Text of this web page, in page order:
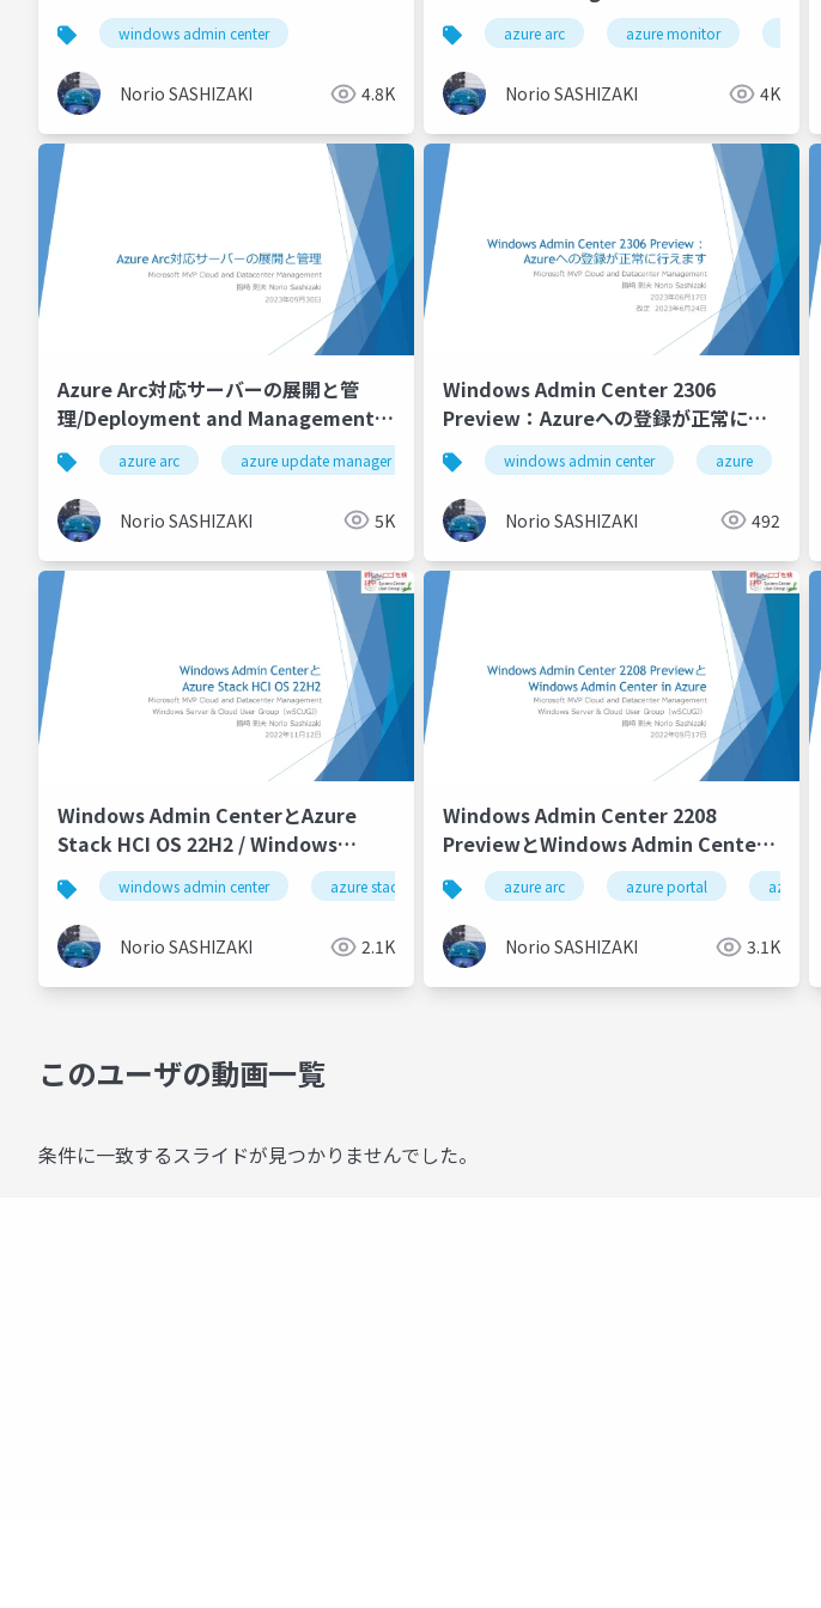
newとWhat’s coming +
windows admin center
Norio SASHIZAKI 4.8K
v2_Azure Monitor VM Insights
onboarding of Azure Arc-enabled
servers using Azure Policy Part 2
azure arc azure monitor
Norio SASHIZAKI 4K
Azure Arc対応サーバーの展開と管
理/Deployment and Management
of Azure Arc Enabled Servers
azure arc azure update manager defender for cloud group policy
Norio SASHIZAKI 5K
Windows Admin Center 2306
Preview：Azureへの登録が正常に行
えますwindows admin center azure
Norio SASHIZAKI 492
Windows Admin CenterとAzure
Stack HCI OS 22H2 / Windows
Admin Center and Azure Stack HCI
OS 22H2
windows admin center azure stack hci
Norio SASHIZAKI 2.1K
Windows Admin Center 2208
PreviewとWindows Admin Center
in Azureazure arc azure portal azure
Norio SASHIZAKI 3.1K
このユーザの動画一覧
条件に一致するスライドが見つかりませんでした。